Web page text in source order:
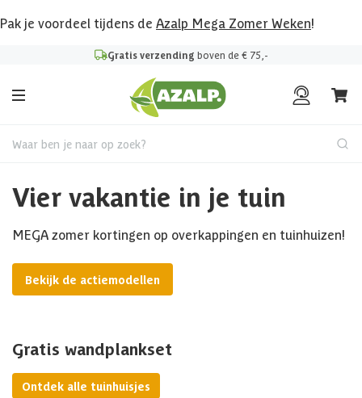
Pak je voordeel tijdens de Azalp Mega Zomer Weken!
Gratis verzending boven de € 75,-
Waar ben je naar op zoek?
Vier vakantie in je tuin
MEGA zomer kortingen op overkappingen en tuinhuizen!
Bekijk de actiemodellen
Gratis wandplankset
Ontdek alle tuinhuisjes